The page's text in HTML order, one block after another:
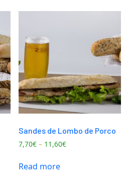
Sandes de Lombo de Porco
7,70€ – 11,60€
Read more